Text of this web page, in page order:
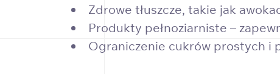
Zdrowe tłuszcze, takie jak
Produkty pełnoziarniste –
Ograniczenie cukrów prostych i